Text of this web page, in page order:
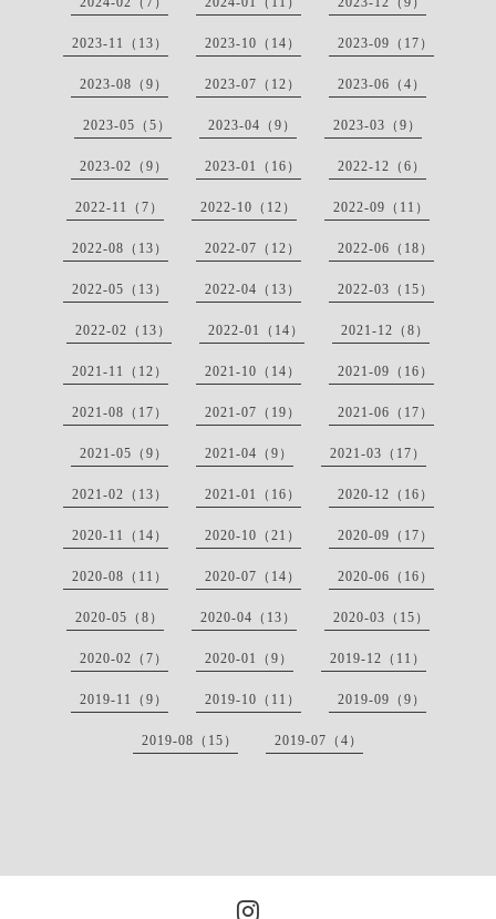
2023-11（13） 2023-10（14） 2023-09（17）
2023-08（9） 2023-07（12） 2023-06（4）
2023-05（5） 2023-04（9） 2023-03（9）
2023-02（9） 2023-01（16） 2022-12（6）
2022-11（7） 2022-10（12） 2022-09（11）
2022-08（13） 2022-07（12） 2022-06（18）
2022-05（13） 2022-04（13） 2022-03（15）
2022-02（13） 2022-01（14） 2021-12（8）
2021-11（12） 2021-10（14） 2021-09（16）
2021-08（17） 2021-07（19） 2021-06（17）
2021-05（9） 2021-04（9） 2021-03（17）
2021-02（13） 2021-01（16） 2020-12（16）
2020-11（14） 2020-10（21） 2020-09（17）
2020-08（11） 2020-07（14） 2020-06（16）
2020-05（8） 2020-04（13） 2020-03（15）
2020-02（7） 2020-01（9） 2019-12（11）
2019-11（9） 2019-10（11） 2019-09（9）
2019-08（15） 2019-07（4）